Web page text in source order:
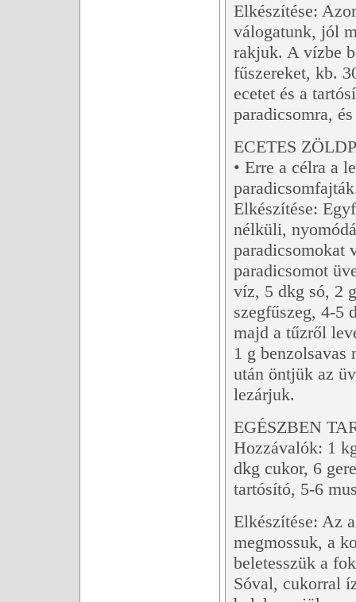
Elkészítése:
válogatunk, jól
rakjuk. A vízbe
fűszereket, kb.
ecetet és a
paradicsomra,
ECETES
• Erre a célra a
Elkészítése:
nélküli,
paradicsomokat
paradicsomot
víz, 5 dkg só, 2
szegfűszeg, 4-5
majd a tűzről
1 g
után öntjük az
lezárjuk.
EGÉSZBEN
Hozzávalók: 1
dkg cukor, 6
tartósító, 5-6
Elkészítése: Az
megmossuk, a
beletesszük a
Sóval, cukorral